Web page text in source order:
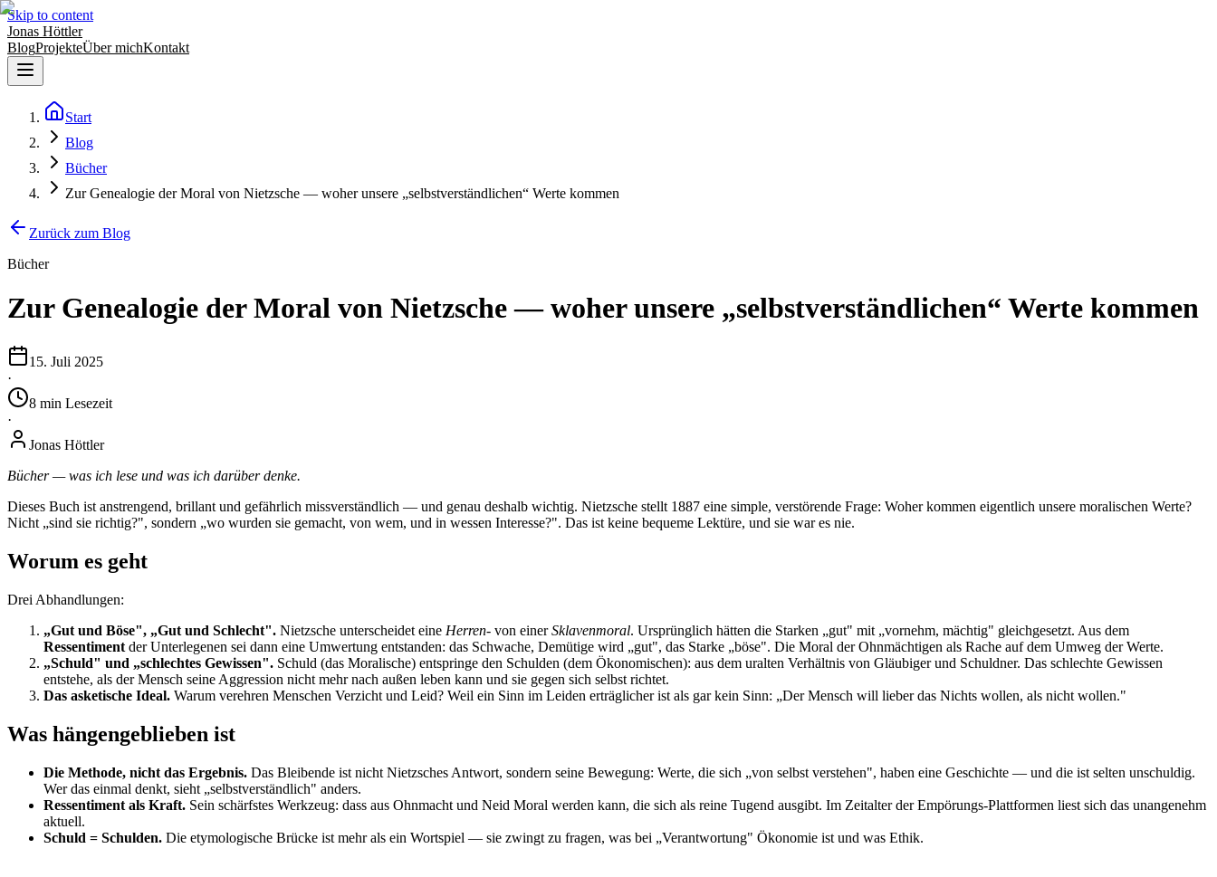
Skip to content
Jonas Höttler
BlogProjekteÜber michKontakt
Start
Blog
Bücher
Zur Genealogie der Moral von Nietzsche — woher unsere „selbstverständlichen“ Werte kommen
Zurück zum Blog
Bücher
Zur Genealogie der Moral von Nietzsche — woher unsere „selbstverständlichen“ Werte kommen
15. Juli 2025
·
8 min Lesezeit
·
Jonas Höttler
Bücher — was ich lese und was ich darüber denke.
Dieses Buch ist anstrengend, brillant und gefährlich missverständlich — und genau deshalb wichtig. Nietzsche stellt 1887 eine simple, verstörende Frage: Woher kommen eigentlich unsere moralischen Werte?
Nicht „sind sie richtig?", sondern „wo wurden sie gemacht, von wem, und in wessen Interesse?". Das ist keine bequeme Lektüre, und sie war es nie.
Worum es geht
Drei Abhandlungen:
„Gut und Böse", „Gut und Schlecht". Nietzsche unterscheidet eine Herren- von einerSklavenmoral. Ursprünglich hätten die Starken „gut" mit „vornehm, mächtig" gleichgesetzt. Aus dem
Ressentiment der Unterlegenen sei dann eine Umwertung entstanden: das Schwache, Demütige wird „gut", das Starke „böse". Die Moral der Ohnmächtigen als Rache auf dem Umweg der Werte.
„Schuld" und „schlechtes Gewissen". Schuld (das Moralische) entspringe den Schulden (dem Ökonomischen): aus dem uralten Verhältnis von Gläubiger und Schuldner. Das schlechte Gewissen
entstehe, als der Mensch seine Aggression nicht mehr nach außen leben kann und sie gegen sich selbst richtet.
Das asketische Ideal. Warum verehren Menschen Verzicht und Leid? Weil ein Sinn im Leiden erträglicher ist als gar kein Sinn: „Der Mensch will lieber das Nichts wollen, als nicht wollen."
Was hängengeblieben ist
Die Methode, nicht das Ergebnis. Das Bleibende ist nicht Nietzsches Antwort, sondern seine Bewegung: Werte, die sich „von selbst verstehen", haben eine Geschichte — und die ist selten unschuldig.
Wer das einmal denkt, sieht „selbstverständlich" anders.
Ressentiment als Kraft. Sein schärfstes Werkzeug: dass aus Ohnmacht und Neid Moral werden kann, die sich als reine Tugend ausgibt. Im Zeitalter der Empörungs-Plattformen liest sich das unangenehm
aktuell.
Schuld = Schulden. Die etymologische Brücke ist mehr als ein Wortspiel — sie zwingt zu fragen, was bei „Verantwortung" Ökonomie ist und was Ethik.